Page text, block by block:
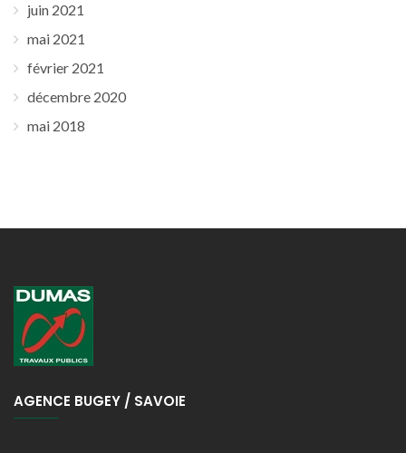
juin 2021
mai 2021
février 2021
décembre 2020
mai 2018
AGENCE BUGEY / SAVOIE